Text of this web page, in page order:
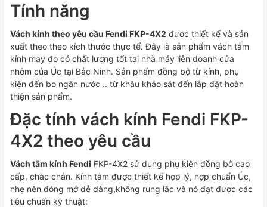
Tính năng
Vách kính theo yêu cầu Fendi FKP-4X2 được thiết kế và sản
xuất theo theo kích thước thực tế. Đây là sản phẩm vách tắm
kính may đo có chất lượng tốt tại nhà máy liên doanh cửa
nhôm của Úc tại Bắc Ninh. Sản phẩm đồng bộ từ kính, phụ
kiện đến bo ngăn nước .. từ khâu khảo sát đến lắp đặt hoàn
thiện sản phẩm.
Đặc tính vách kính Fendi FKP-
4X2 theo yêu cầu
Vách tắm kính Fendi FKP-4X2 sử dụng phụ kiện đồng bộ cao
cấp, chắc chắn. Kính tắm được thiết kế hợp lý, hợp chuẩn Úc,
nhẹ nên đóng mở dễ dàng,không rung lắc và nó đạt được các
tiêu chuẩn kỹ thuật: